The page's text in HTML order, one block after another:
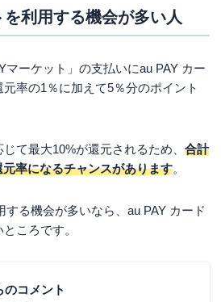
利用する機会が多い人
マーケット」の支払いにau PAY カー
元率の1％に加えて5％分のポイント
て最大10%が還元されるため、 合計
率になるチャンスがあります。
する機会が多いなら、au PAY カード
ころです。
のコメント